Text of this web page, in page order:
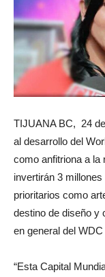
TIJUANA BC, 24
al desarrollo del
como anfitriona a la
invertirán 3
prioritarios como
destino de diseño y
en general del WDC
“Esta Capital